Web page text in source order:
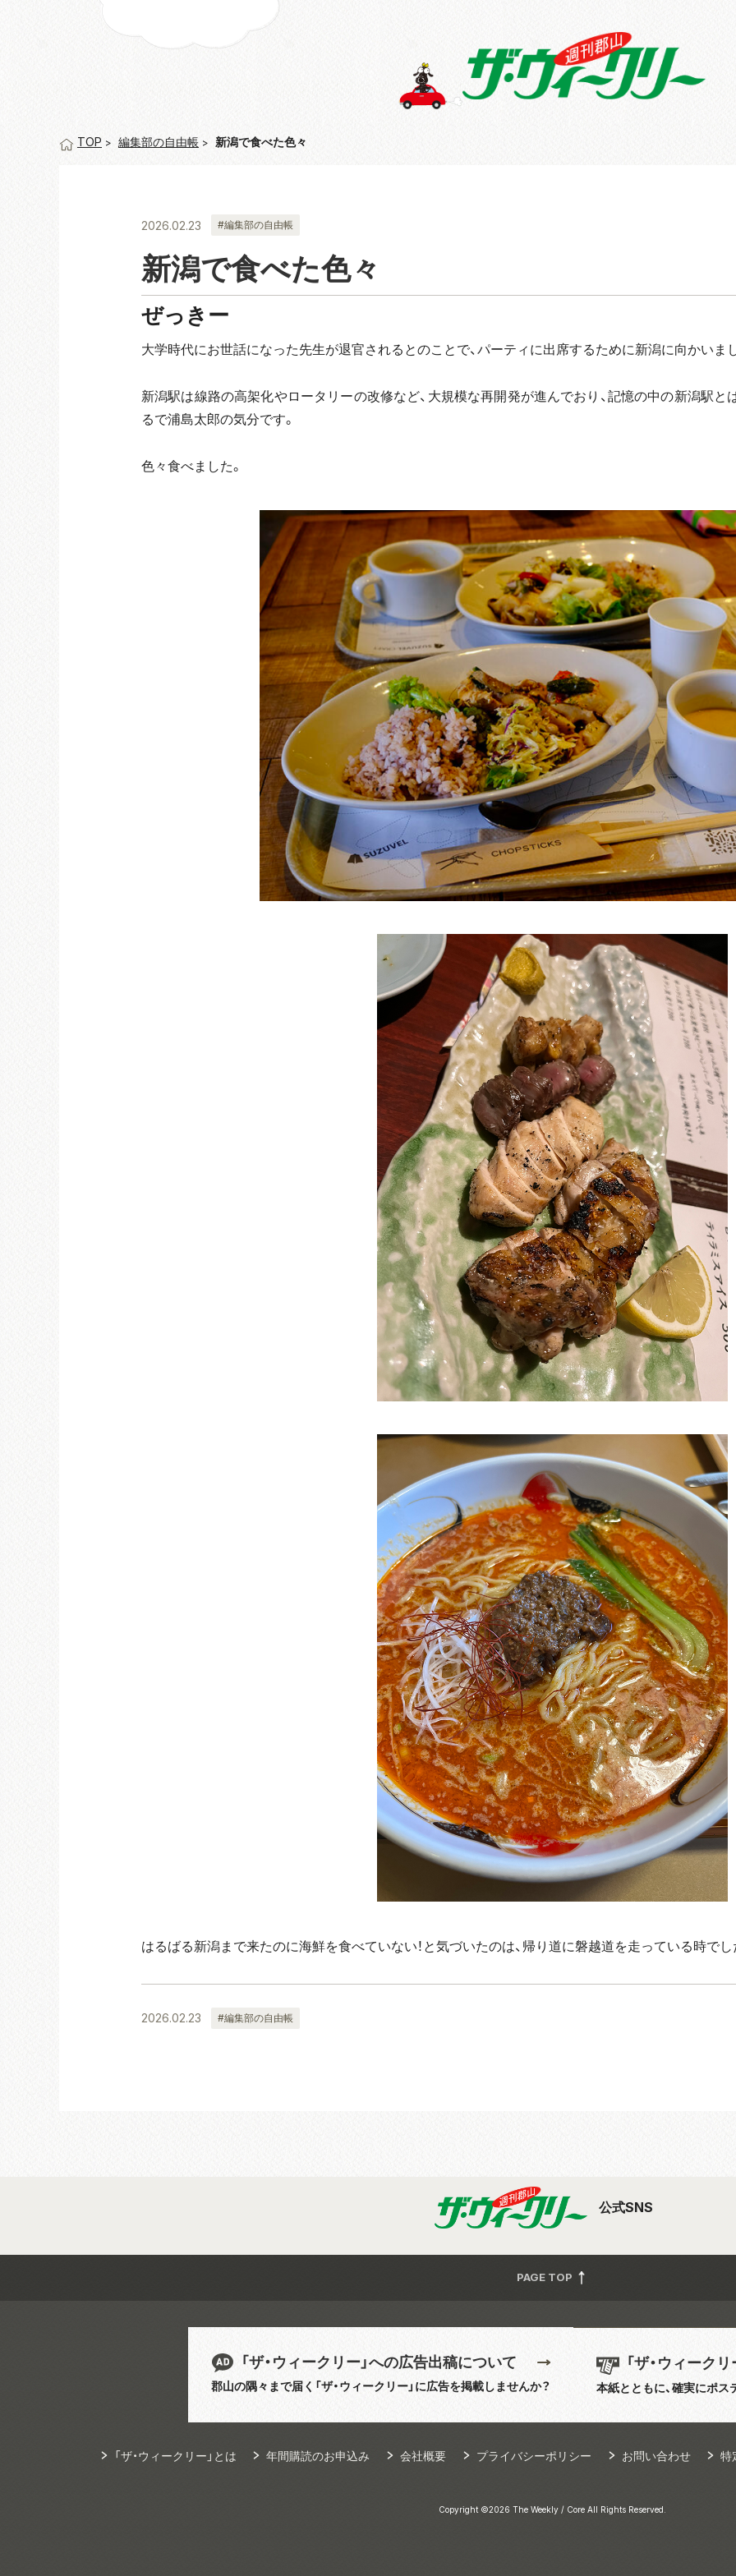
TOP 編集部の自由帳 新潟で食べた色々
2026.02.23 #編集部の自由帳
新潟で食べた色々
ぜっきー
大学時代にお世話になった先生が退官されるとのことで、パーティに出席するために新潟に向かいま
新潟駅は線路の高架化やロータリーの改修など、大規模な再開発が進んでおり、記憶の中の新潟駅
るで浦島太郎の気分です。
色々食べました。
はるばる新潟まで来たのに海鮮を食べていない！と気づいたのは、帰り道に磐越道を走っている時で
2026.02.23 #編集部の自由帳
公式SNS
PAGE TOP
「ザ・ウィークリー」への広告出稿について
郡山の隅々まで届く「ザ・ウィークリー」に広告を掲載しませんか？
「ザ・ウィーク
本紙とともに、確実にポス
「ザ・ウィークリー」とは 年間購読のお申込み 会社概要 プライバシーポリシー お問い合わせ 特
Copyright ©2026 The Weekly / Core All Rights Reserved.